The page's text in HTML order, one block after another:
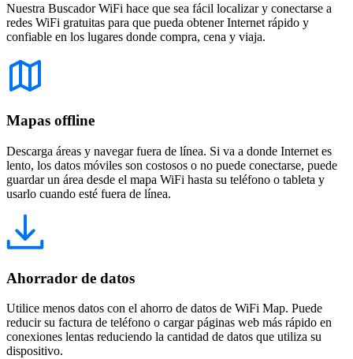
Nuestra Buscador WiFi hace que sea fácil localizar y conectarse a
redes WiFi gratuitas para que pueda obtener Internet rápido y
confiable en los lugares donde compra, cena y viaja.
Mapas offline
Descarga áreas y navegar fuera de línea. Si va a donde Internet es
lento, los datos móviles son costosos o no puede conectarse, puede
guardar un área desde el mapa WiFi hasta su teléfono o tableta y
usarlo cuando esté fuera de línea.
Ahorrador de datos
Utilice menos datos con el ahorro de datos de WiFi Map. Puede
reducir su factura de teléfono o cargar páginas web más rápido en
conexiones lentas reduciendo la cantidad de datos que utiliza su
dispositivo.